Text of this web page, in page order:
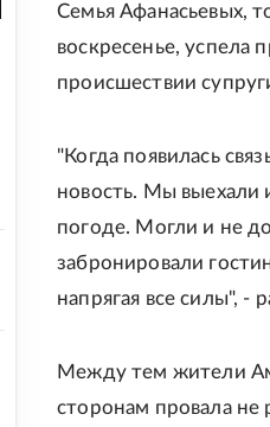
Семья Афанасьевых,
воскресенье, успела
происшествии
"Когда появилась
новость. Мы выехали
погоде. Могли и не
забронировали
напрягая все силы", -
Между тем жители
сторонам провала не